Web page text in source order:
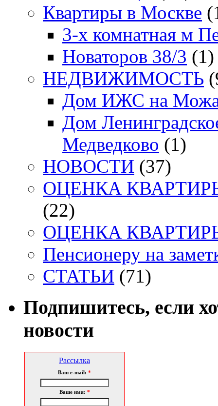
Квартиры в Москве
3-х комнатная м
Новаторов 38/3 (1)
НЕДВИЖИМОСТЬ
Дом ИЖС на
Дом
Медведково (1)
НОВОСТИ (37)
ОЦЕНКА КВАРТИРЫ.
(22)
ОЦЕНКА КВАРТИРЫ.
Пенсионеру на
СТАТЬИ (71)
Подпишитесь, если
новости
Рассылка
Ваш e-mail: *
Ваше имя: *